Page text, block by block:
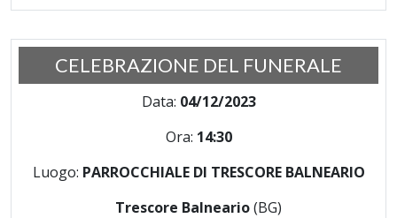
CELEBRAZIONE DEL FUNERALE
Data: 04/12/2023
Ora: 14:30
Luogo: PARROCCHIALE DI TRESCORE BALNEARIO
Trescore Balneario(BG)